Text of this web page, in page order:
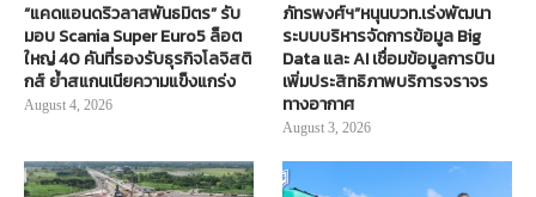
“แคดแอนดริวลาสพันธมิตร” รับ
มอบ Scania Super Euro5 ล็อต
ใหญ่ 40 คันที่รองรับธุรกิจโลจิสติ
กส์ ย้ำสแกนเนียความแข็งแกร่ง
August 4, 2026
ภัทรพงศ์ฯ”หนุนบวท.เร่งพัฒนา
ระบบบริหารจัดการข้อมูล Big
Data และ AI เชื่อมข้อมูลการบิน
เพิ่มประสิทธิภาพบริการจราจร
ทางอากาศ
August 3, 2026